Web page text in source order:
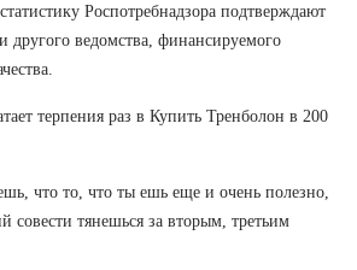
Роспотребнадзора подтверждают
другого ведомства, финансируемого
терпения раз в Купить Тренболон в 200
что то, что ты ешь еще и очень полезно,
совести тянешься за вторым, третьим